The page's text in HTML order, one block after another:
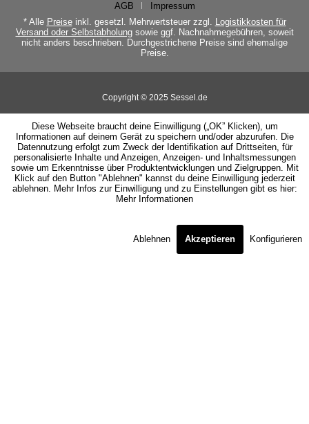
AGB
Impressum
* Alle Preiseinkl. gesetzl. Mehrwertsteuer zzgl. Logistikkosten für
Versand oder Selbstabholungsowie ggf. Nachnahmegebühren, soweit
nicht anders beschrieben. Durchgestrichene Preise sind ehemalige
Preise.
Copyright © 2025 Sessel.de
Diese Webseite braucht deine Einwilligung („OK” Klicken), um
Informationen auf deinem Gerät zu speichern und/oder abzurufen. Die
Datennutzung erfolgt zum Zweck der Identifikation auf Drittseiten, für
personalisierte Inhalte und Anzeigen, Anzeigen- und Inhaltsmessungen
sowie um Erkenntnisse über Produktentwicklungen und Zielgruppen. Mit
Klick auf den Button "Ablehnen" kannst du deine Einwilligung jederzeit
ablehnen. Mehr Infos zur Einwilligung und zu Einstellungen gibt es hier:
Mehr Informationen
Ablehnen Akzeptieren Konfigurieren